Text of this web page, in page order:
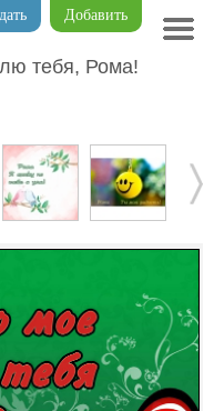
Добавить
тебя, Рома!